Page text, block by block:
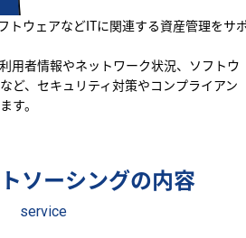
トウェアなどITに関連する資産管理をサ
用者情報やネットワーク状況、ソフトウ
ど、セキュリティ対策やコンプライアン
す。
ソーシングの内容
service